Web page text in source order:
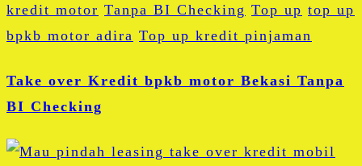
kredit motor Tanpa BI Checking Top up top up
bpkb motor adira Top up kredit pinjaman
Take over Kredit bpkb motor Bekasi Tanpa
BI Checking